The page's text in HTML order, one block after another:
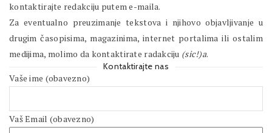
kontaktirajte redakciju putem e-maila.
Za eventualno preuzimanje tekstova i njihovo objavljivanje u
drugim časopisima, magazinima, internet portalima ili ostalim
medijima, molimo da kontaktirate radakciju (sic!)a.
Kontaktirajte nas
Vaše ime (obavezno)
Vaš Email (obavezno)